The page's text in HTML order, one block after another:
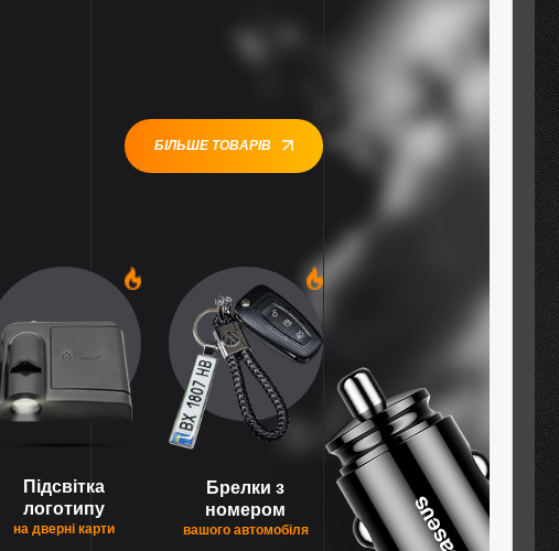
БІЛЬШЕ ТОВАРІВ
Підсвітка
логотипу
на дверні карти
Брелки з
номером
вашого автомобіля